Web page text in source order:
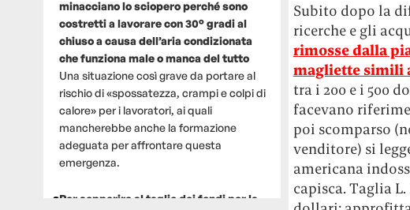
minacciano lo sciopero perché sono
costretti a lavorare con 30° gradi al
chiuso a causa dell’aria condizionata
che funziona male o manca del tutto
Una situazione così grave da portare al
rischio di «spossatezza, crampi e colpi di
calore» per i lavoratori, ai quali
mancherebbe anche la formazione
adeguata per affrontare questa
emergenza.
Per sopperire al taglio dei fondi per la
Subito dopo la
ricerche e gli
rimosse dalla
magliette simili
tra i 200 e i 500
facevano
poi scomparso
venditore) si
americana
capisca. Taglia